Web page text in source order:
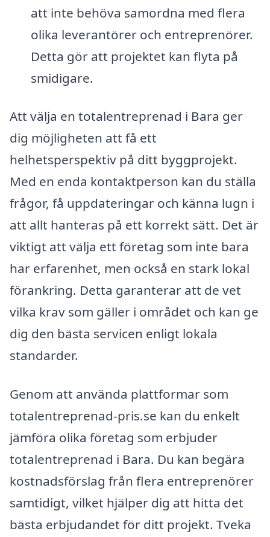
att inte behöva samordna med flera
olika leverantörer och entreprenörer.
Detta gör att projektet kan flyta på
smidigare.
Att välja en totalentreprenad i Bara ger
dig möjligheten att få ett
helhetsperspektiv på ditt byggprojekt.
Med en enda kontaktperson kan du ställa
frågor, få uppdateringar och känna lugn i
att allt hanteras på ett korrekt sätt. Det är
viktigt att välja ett företag som inte bara
har erfarenhet, men också en stark lokal
förankring. Detta garanterar att de vet
vilka krav som gäller i området och kan ge
dig den bästa servicen enligt lokala
standarder.
Genom att använda plattformar som
totalentreprenad-pris.se kan du enkelt
jämföra olika företag som erbjuder
totalentreprenad i Bara. Du kan begära
kostnadsförslag från flera entreprenörer
samtidigt, vilket hjälper dig att hitta det
bästa erbjudandet för ditt projekt. Tveka